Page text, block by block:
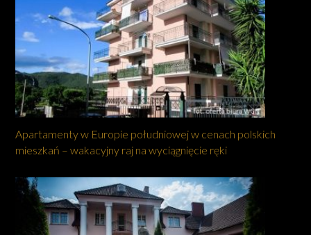
Apartamenty w Europie południowej w cenach polskich
mieszkań – wakacyjny raj na wyciągnięcie ręki